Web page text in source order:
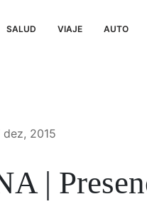
SALUD VIAJE AUTO
dez, 2015
|